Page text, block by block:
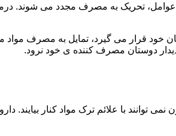
تحریک به مصرف مجدد می شوند.
قرار می گیرد، تمایل به مصرف مواد
دیدار دوستان مصرف کننده ی خود نرود.
توانند با علائم ترک مواد کنار بیایند.